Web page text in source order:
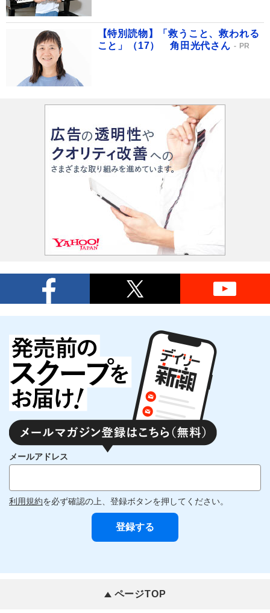
【特別読物】「救うこと、救われる
こと」（17） 角田光代さん
PR
メールアドレス
利用規約を必ず確認の上、登録ボタンを押してください。
ページTOP